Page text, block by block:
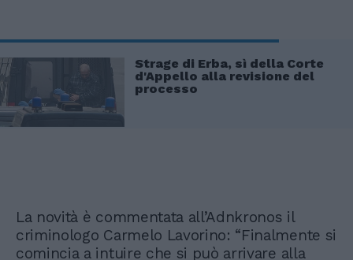
Strage di Erba, sì della Corte
d'Appello alla revisione del
processo
La novità è commentata all’Adnkronos il
criminologo Carmelo Lavorino: “Finalmente si
comincia a intuire che si può arrivare alla